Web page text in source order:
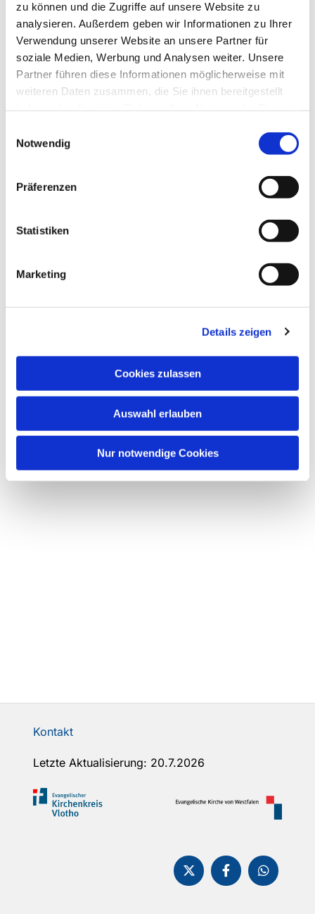
zu können und die Zugriffe auf unsere Website zu
analysieren. Außerdem geben wir Informationen zu Ihrer
Verwendung unserer Website an unsere Partner für
soziale Medien, Werbung und Analysen weiter. Unsere
Partner führen diese Informationen möglicherweise mit
weiteren Daten zusammen, die Sie ihnen bereitgestellt
Notwendig
Präferenzen
Statistiken
Marketing
Details zeigen
Cookies zulassen
Auswahl erlauben
Nur notwendige Cookies
interessieren
Kontakt
Letzte Aktualisierung: 20.7.2026